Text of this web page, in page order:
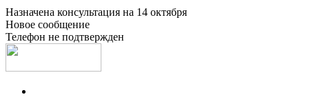
Назначена консультация на 14 октября
Новое сообщение
Телефон не подтвержден